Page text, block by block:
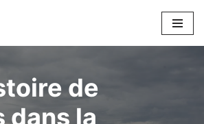
de
dans la